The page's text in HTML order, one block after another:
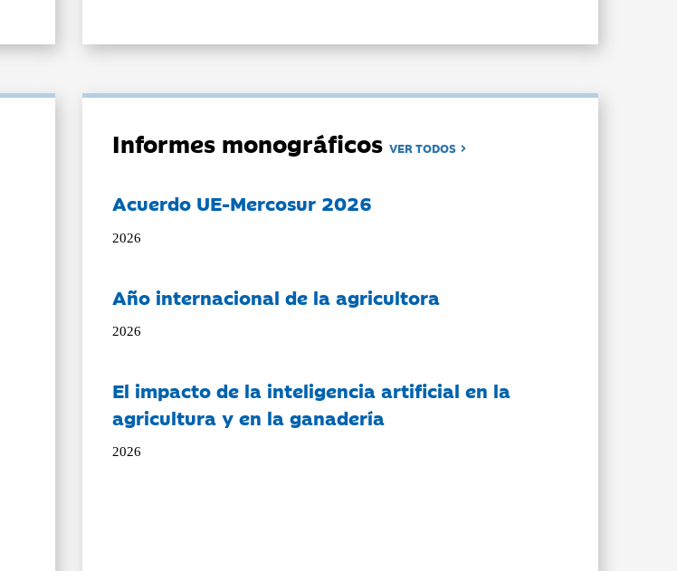
Informes monográficosVER TODOS
Acuerdo UE-Mercosur 2026
2026
Año internacional de la agricultora
2026
El impacto de la inteligencia artificial en la
agricultura y en la ganadería
2026